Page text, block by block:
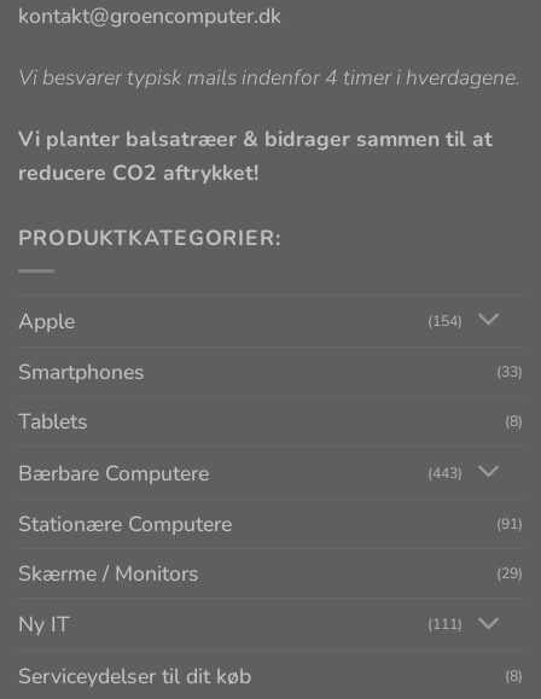
kontakt@groencomputer.dk
Vi besvarer typisk mails indenfor 4 timer i hverdagene.
Vi planter balsatræer & bidrager sammen til at
reducere CO2 aftrykket!
PRODUKTKATEGORIER:
Apple (154)
Smartphones (33)
Tablets (8)
Bærbare Computere (443)
Stationære Computere (91)
Skærme / Monitors (29)
Ny IT (111)
Serviceydelser til dit køb (8)